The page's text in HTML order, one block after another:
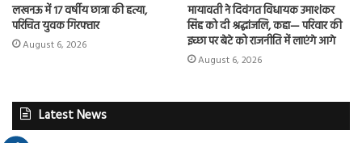
लखनऊ में 17 वर्षीय छात्रा की हत्या,
परिचित युवक गिरफ्तार
August 6, 2026
मायावती ने दिवंगत विधायक उमाशंकर
सिंह को दी श्रद्धांजलि, कहा— परिवार की
इच्छा पर बेटे को राजनीति में लाएंगे आगे
August 6, 2026
Latest News